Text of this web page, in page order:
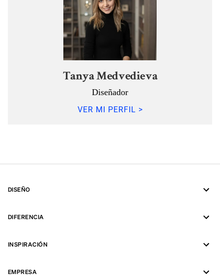
Tanya Medvedieva
Diseñador
VER MI PERFIL >
DISEÑO
DIFERENCIA
INSPIRACIÓN
EMPRESA